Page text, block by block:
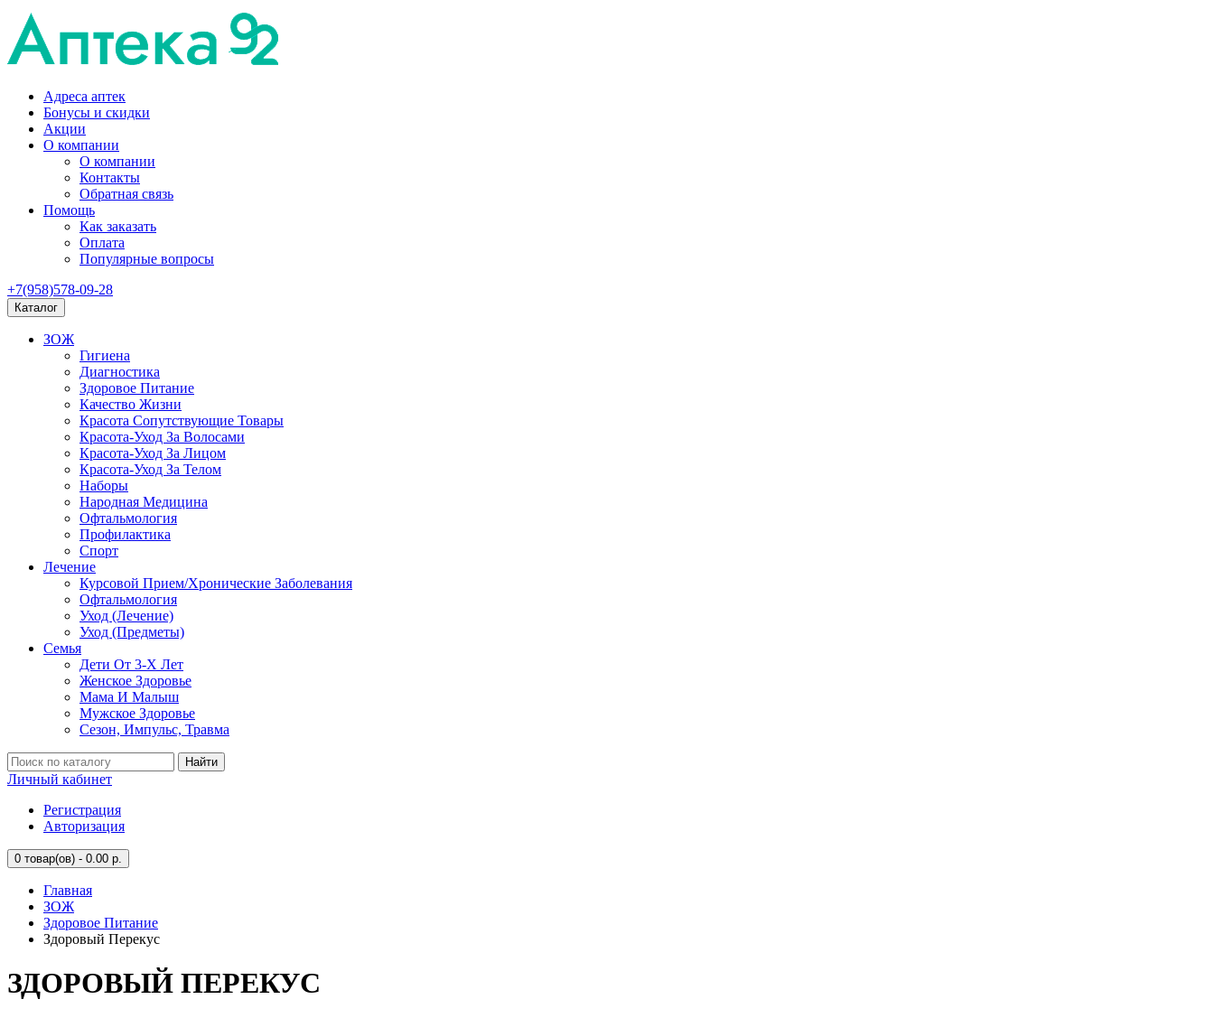
Адреса аптек
Бонусы и скидки
Акции
О компании
О компании
Контакты
Обратная связь
Помощь
Как заказать
Оплата
Популярные вопросы
+7(958)578-09-28
Каталог
ЗОЖ
Гигиена
Диагностика
Здоровое Питание
Качество Жизни
Красота Сопутствующие Товары
Красота-Уход За Волосами
Красота-Уход За Лицом
Красота-Уход За Телом
Наборы
Народная Медицина
Офтальмология
Профилактика
Спорт
Лечение
Курсовой Прием/Хронические Заболевания
Офтальмология
Уход (Лечение)
Уход (Предметы)
Семья
Дети От 3-Х Лет
Женское Здоровье
Мама И Малыш
Мужское Здоровье
Сезон, Импульс, Травма
Найти
Личный кабинет
Регистрация
Авторизация
0 товар(ов) - 0.00 р.
Главная
ЗОЖ
Здоровое Питание
Здоровый Перекус
ЗДОРОВЫЙ ПЕРЕКУС